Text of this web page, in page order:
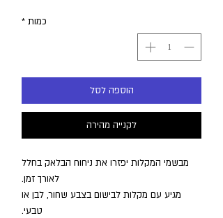
כמות *
הוספה לסל
לקנייה מהירה
מבשמי המקלות יפזרו את ניחוח הבלאק בחלל
לאורך זמן.
מגיע עם מקלות לבישום בצבע שחור, לבן או
טבעי.